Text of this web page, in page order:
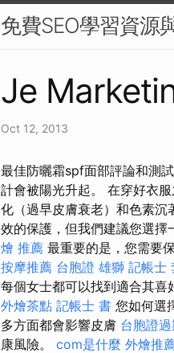
免費SEO學習資源
Je
Oct 12, 2013
最佳防曬霜spf面部評論和測
計會被陽光升起。 在穿好衣
化（過早皮膚衰老）和色素沉
效的保護，但我們建議您選擇
燴 推薦 最重要的是，您需要
按摩推薦 台胞證 雄獅 記帳士
每個女士都可以找到適合其喜
外燴茶點 記帳士 書 您如何選
多方面都會影響皮膚 台胞證過
康風險。 com是什麼 外燴推